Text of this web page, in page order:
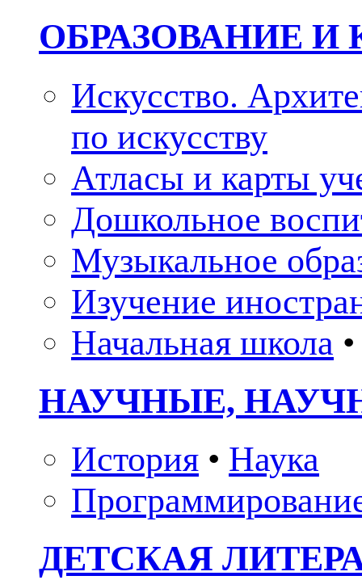
ОБРАЗОВАНИЕ И
Искусство.
по искусству
Атласы и карты
Дошкольное
Музыкальное
Изучение
Начальная школа •
НАУЧНЫЕ,
История • Наука
ДЕТСКАЯ